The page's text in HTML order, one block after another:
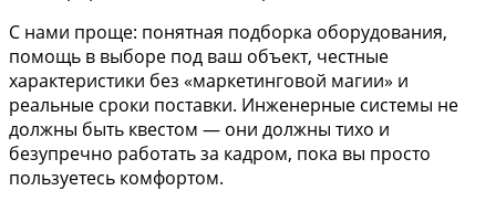
С нами проще: понятная подборка оборудования,
помощь в выборе под ваш объект, честные
характеристики без «маркетинговой магии» и
реальные сроки поставки. Инженерные системы не
должны быть квестом — они должны тихо и
безупречно работать за кадром, пока вы просто
пользуетесь комфортом.